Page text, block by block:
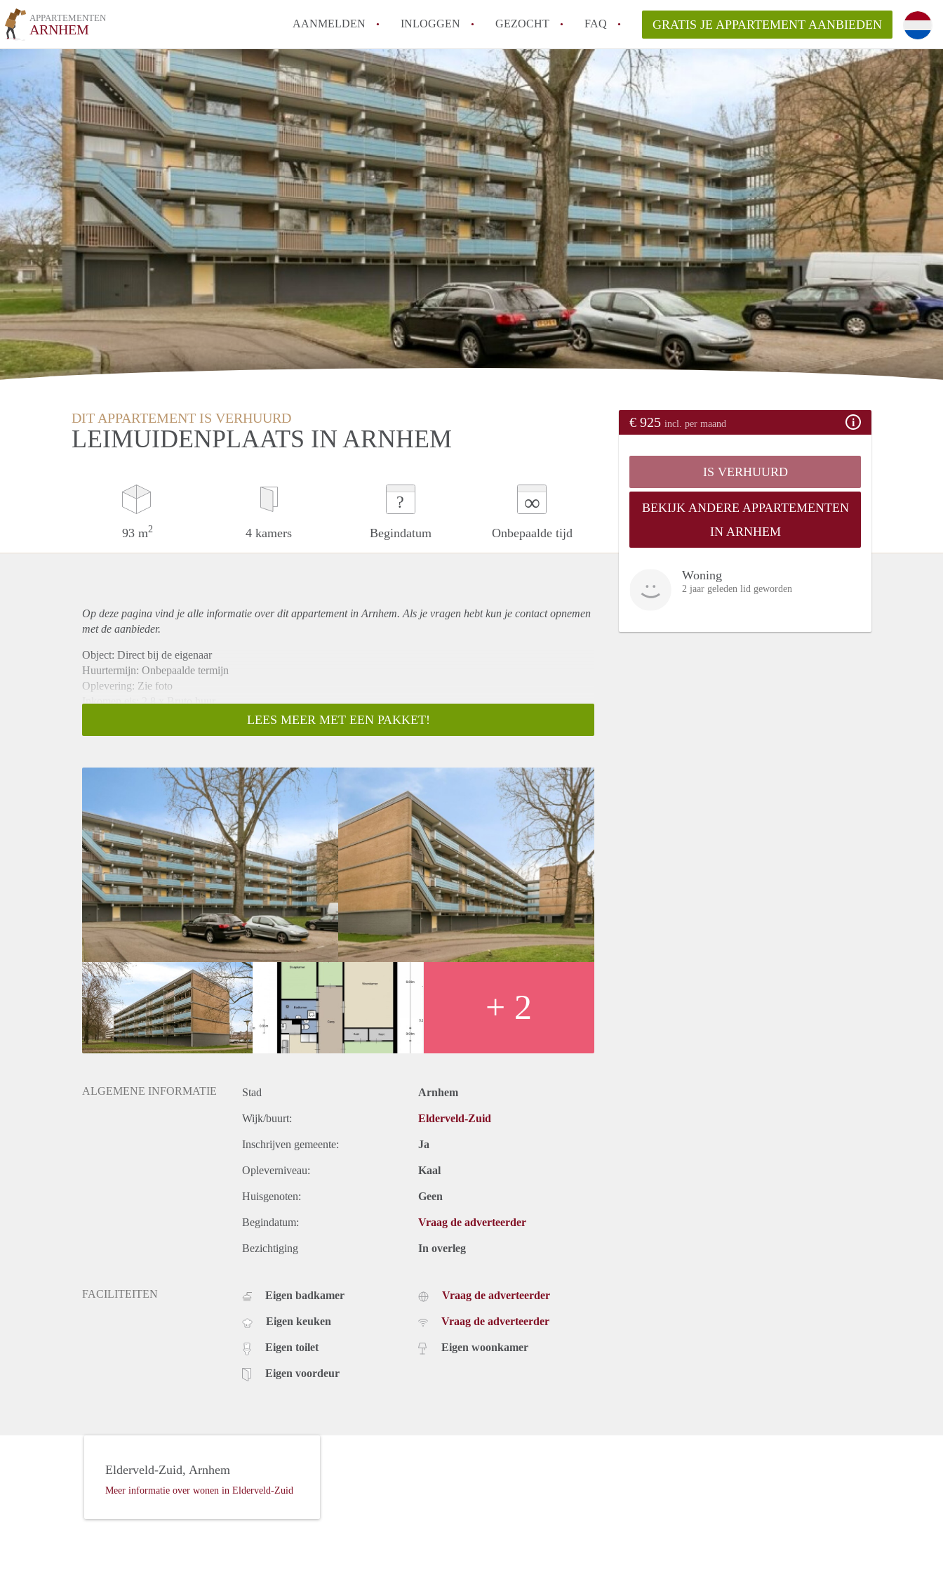
APPARTEMENTEN
ARNHEM AANMELDEN INLOGGEN GEZOCHT FAQ
How to translate AppartementenArnhem!
Wat is AppartementenArnhem?
Hoeveel kost het om te reageren op een Appartement in Arnhem?
Wat is de privacyverklaring van AppartementenArnhem?
Berekent AppartementenArnhem
makelaarsvergoeding/bemiddelingsvergoeding?
Alle veelgestelde vragen
GRATIS JE APPARTEMENT AANBIEDEN
DIT APPARTEMENT IS VERHUURD
LEIMUIDENPLAATS IN ARNHEM
93 m2 4 kamers
?
Begindatum
∞
Onbepaalde tijd
€ 925 incl. per maand
IS VERHUURD
BEKIJK ANDERE APPARTEMENTEN
IN ARNHEM
Woning
2 jaar geleden lid geworden
Op deze pagina vind je alle informatie over ditappartementin Arnhem. Als je vragen hebt kun je contact opnemen
met de aanbieder.
Object: Direct bij de eigenaar
Huurtermijn: Onbepaalde termijn
Oplevering: Zie foto
Inkomen eis: 2,8 x Bruto huur
Borg: 1 Maand
Huisdieren toegestaan: Afhankelijk van de Eigenaar
Huurtoeslag grens: Nee
Geschikt voor studenten: Afhankelijk van de Eigenaar
LEES MEER MET EEN PAKKET!
+ 2
ALGEMENE INFORMATIE Stad Arnhem
Wijk/buurt: Elderveld-Zuid
Inschrijven gemeente: Ja
Opleverniveau: Kaal
Huisgenoten: Geen
Begindatum: Vraag de adverteerder
Bezichtiging In overleg
FACILITEITEN Eigen badkamer
Eigen keuken
Eigen toilet
Eigen voordeur
Vraag de adverteerder
Vraag de adverteerder
Eigen woonkamer
Elderveld-Zuid, Arnhem
Meer informatie over wonen in Elderveld-Zuid